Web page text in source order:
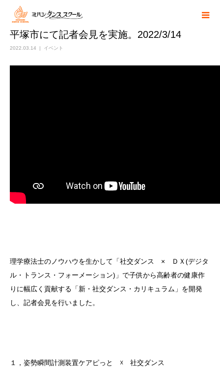
平塚市にて記者会見を実施。2022/3/14
2022.03.14 イベント
理学療法士のノウハウを生かして「社交ダンス × ＤＸ(デジタ
ル・トランス・フォーメーション)」で子供から高齢者の健康作
りに幅広く貢献する「新・社交ダンス・カリキュラム」を開発
し、記者会見を行いました。
１，姿勢瞬間計測装置ケアピっと ☓ 社交ダンス